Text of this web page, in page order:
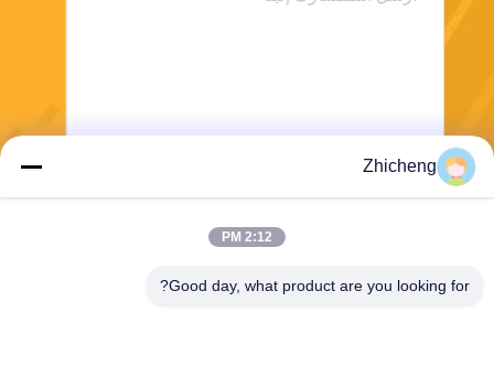
Zhicheng
2:12 PM
Good day, what product are you looking for?